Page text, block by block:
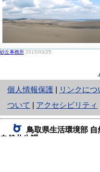
砂丘事務所 2015/03/25
個人情報保護
と
り
ネ
ッ
リンクにつ
ついて
アクセシビリティ
鳥取県生活環境部 自
自然共生課